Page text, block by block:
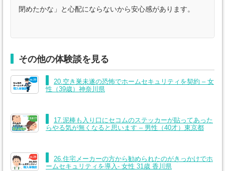
閉めたかな」と心配にならないから安心感があります。
その他の体験談を見る
20.空き巣未遂の恐怖でホームセキュリティを契約 – 女
性（39歳）神奈川県
17.泥棒も入り口にセコムのステッカーが貼ってあった
らやる気が無くなると思います – 男性（40才）東京都
26.住宅メーカーの方から勧められたのがきっかけでホ
ームセキュリティを導入- 女性 31歳 香川県